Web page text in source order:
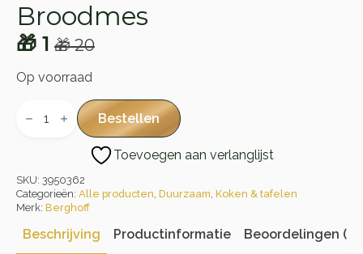
Broodmes
🎁20
Oorspronkelijke
prijs
🎁 20.
🎁 1
Huidige
prijs
🎁 1.
Op voorraad
aantal
Bestellen
Toevoegen aan verlanglijst
SKU: 3950362
Categorieën: Alle producten, Duurzaam, Koken & tafelen
Merk: Berghoff
Beschrijving Productinformatie Beoordelingen (0)